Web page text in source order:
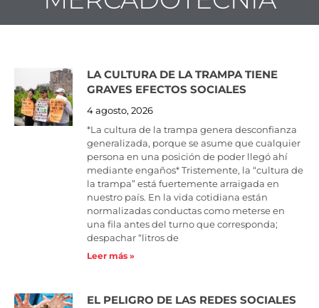
LA CULTURA DE LA TRAMPA TIENE
GRAVES EFECTOS SOCIALES
4 agosto, 2026
*La cultura de la trampa genera desconfianza
generalizada, porque se asume que cualquier
persona en una posición de poder llegó ahí
mediante engaños* Tristemente, la “cultura de
la trampa” está fuertemente arraigada en
nuestro país. En la vida cotidiana están
normalizadas conductas como meterse en
una fila antes del turno que corresponda;
despachar “litros de
Leer más »
EL PELIGRO DE LAS REDES SOCIALES
PagePagePagePagePagePagePagePagePage